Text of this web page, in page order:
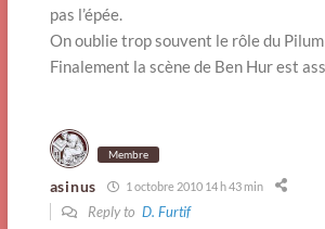
pas l’épée.
On oublie trop souvent le rôle du Pilum
Finalement la scène de Ben Hur est
Membre
asinus 1 octobre 2010 14 h 43 min
Reply to D. Furtif